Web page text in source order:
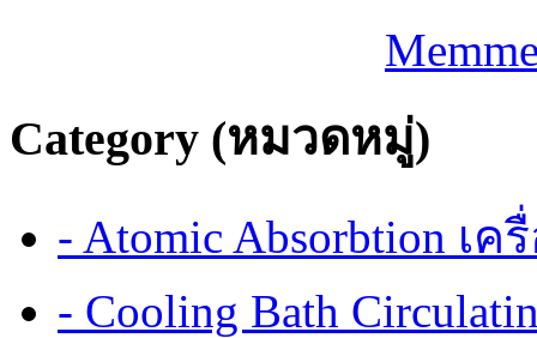
Category (หมวดหมู่)
- Atomic Absorbtion เ
- Cooling Bath